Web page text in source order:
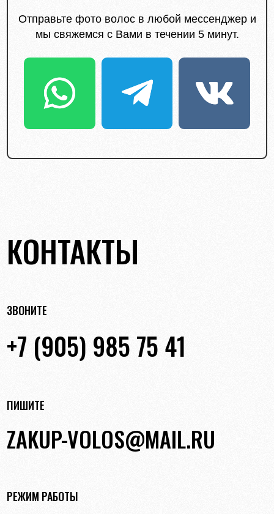
Отправьте фото волос в любой мессенджер и
мы свяжемся с Вами в течении 5 минут.
КОНТАКТЫ
ЗВОНИТЕ
+7 (905) 985 75 41
ПИШИТЕ
ZAKUP-VOLOS@MAIL.RU
РЕЖИМ РАБОТЫ